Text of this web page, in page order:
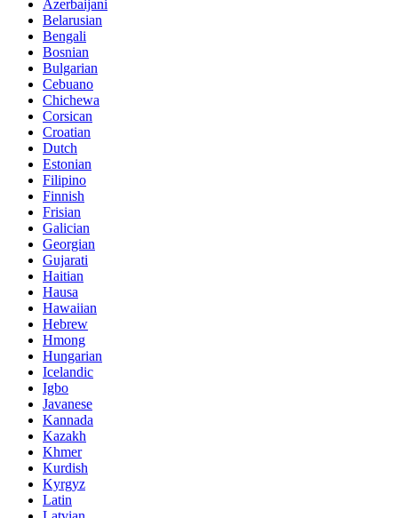
Azerbaijani
Belarusian
Bengali
Bosnian
Bulgarian
Cebuano
Chichewa
Corsican
Croatian
Dutch
Estonian
Filipino
Finnish
Frisian
Galician
Georgian
Gujarati
Haitian
Hausa
Hawaiian
Hebrew
Hmong
Hungarian
Icelandic
Igbo
Javanese
Kannada
Kazakh
Khmer
Kurdish
Kyrgyz
Latin